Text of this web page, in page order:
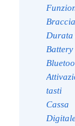
Durata
Battery
tasti
Cassa